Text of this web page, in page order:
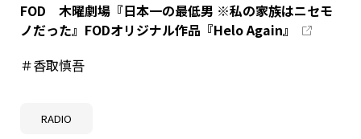
FOD 木曜劇場『日本一の最低男 ※私の家族はニセモ
ノだった』FODオリジナル作品『Helo Again』
＃香取慎吾
RADIO